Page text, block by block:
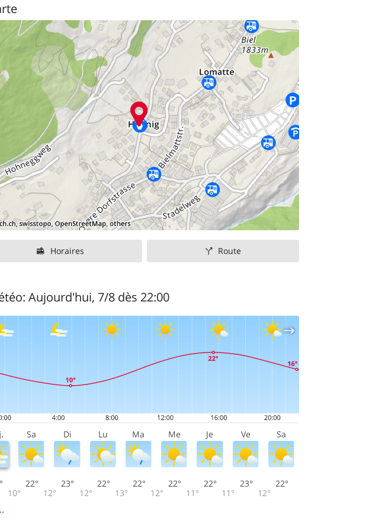
Horaires Route
Aujourd'hui, 7/8 dès 22:00
Sa Di Lu Ma Me Je Ve Sa
10°
22°
12°
23°
12°
22°
13°
22°
12°
22°
11°
22°
11°
23°
12°
22°